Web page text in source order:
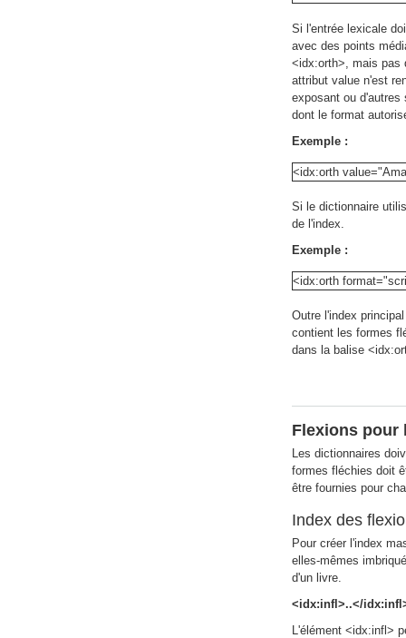
Si l'entrée lexicale
avec des points
<idx:orth>, mais pas
attribut value n'est
exposant ou
dont le format
Exemple :
<idx:orth
Si le dictionnaire
de l'index.
Exemple :
<idx:orth
Outre l'index
contient les formes
dans la balise
Flexions pour
Les dictionnaires
formes fléchies doit
être fournies pour
Index des
Pour créer l'index
elles-mêmes
d'un livre.
<idx:infl>..</
L'élément <idx:infl>